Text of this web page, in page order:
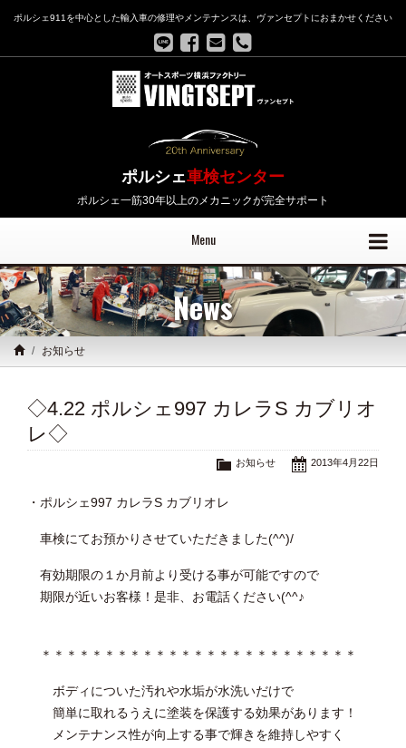
ポルシェ911を中心とした輸入車の修理やメンテナンスは、ヴァンセプトにおまかせください
ポルシェ車検センター
ポルシェ一筋30年以上のメカニックが完全サポート
Menu
News
お知らせ
◇4.22 ポルシェ997 カレラS カブリオ
レ◇
2013年4月22日
お知らせ
・ポルシェ997 カレラS カブリオレ
車検にてお預かりさせていただきました(^^)/
有効期限の１か月前より受ける事が可能ですので
期限が近いお客様！是非、お電話ください(^^♪
＊＊＊＊＊＊＊＊＊＊＊＊＊＊＊＊＊＊＊＊＊＊＊＊＊
ボディについた汚れや水垢が水洗いだけで
簡単に取れるうえに塗装を保護する効果があります！
メンテナンス性が向上する事で輝きを維持しやすく